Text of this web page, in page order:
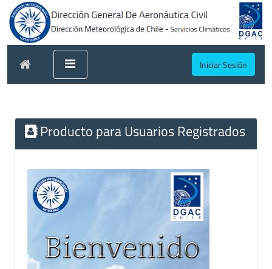
Iniciar Sesión
Producto para Usuarios Registrados